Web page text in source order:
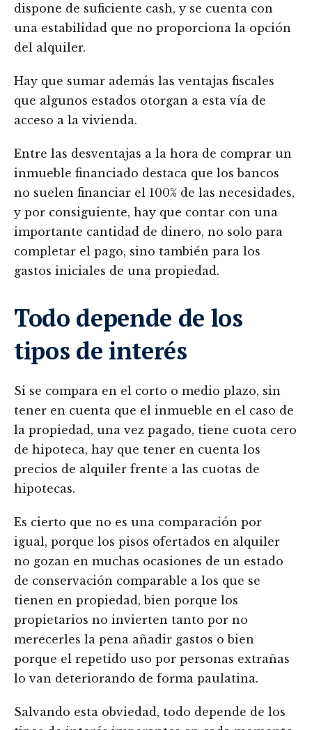
dispone de suficiente cash, y se cuenta con
una estabilidad que no proporciona la opción
del alquiler.
Hay que sumar además las ventajas fiscales
que algunos estados otorgan a esta vía de
acceso a la vivienda.
Entre las desventajas a la hora de comprar un
inmueble financiado destaca que los bancos
no suelen financiar el 100% de las necesidades,
y por consiguiente, hay que contar con una
importante cantidad de dinero, no solo para
completar el pago, sino también para los
gastos iniciales de una propiedad.
Todo depende de los
tipos de interés
Si se compara en el corto o medio plazo, sin
tener en cuenta que el inmueble en el caso de
la propiedad, una vez pagado, tiene cuota cero
de hipoteca, hay que tener en cuenta los
precios de alquiler frente a las cuotas de
hipotecas.
Es cierto que no es una comparación por
igual, porque los pisos ofertados en alquiler
no gozan en muchas ocasiones de un estado
de conservación comparable a los que se
tienen en propiedad, bien porque los
propietarios no invierten tanto por no
merecerles la pena añadir gastos o bien
porque el repetido uso por personas extrañas
lo van deteriorando de forma paulatina.
Salvando esta obviedad, todo depende de los